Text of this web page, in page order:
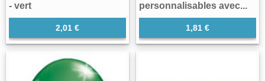
- vert
2,01 €
personnalisables avec...
1,81 €